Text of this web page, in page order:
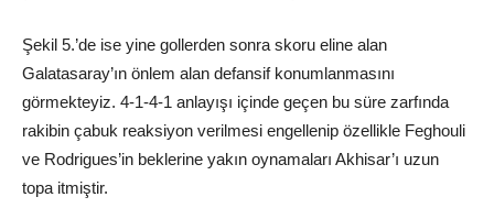
Şekil 5.’de ise yine gollerden sonra skoru eline alan
Galatasaray’ın önlem alan defansif konumlanmasını
görmekteyiz. 4-1-4-1 anlayışı içinde geçen bu süre zarfında
rakibin çabuk reaksiyon verilmesi engellenip özellikle Feghouli
ve Rodrigues’in beklerine yakın oynamaları Akhisar’ı uzun
topa itmiştir.